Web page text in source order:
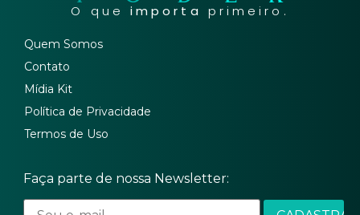
O que importa primeiro.
Quem Somos
Contato
Mídia Kit
Política de Privacidade
Termos de Uso
Faça parte de nossa Newsletter: